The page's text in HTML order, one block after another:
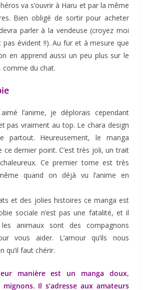
va s’ouvrir à Haru et par la même
Bien obligé de sortir pour acheter
parler à la vendeuse (croyez moi
pas évident !!). Au fur et à mesure que
en apprend aussi un peu plus sur le
comme du chat.
aimé l’anime, je déplorais cependant
pas vraiment au top. Le chara design
partout. Heureusement, le manga
ce dernier point. C’est très joli, un trait
Ce premier tome est très
quand on déjà vu l’anime en
et des jolies histoires ce manga est
sociale n’est pas une fatalité, et il
animaux sont des compagnons
vous aider. L’amour qu’ils nous
qu’il faut chérir.
manière est un manga doux,
Il s’adresse aux amateurs